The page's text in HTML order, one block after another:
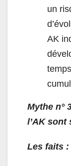
un
AK
Mythe n°
l’AK sont
Les faits :